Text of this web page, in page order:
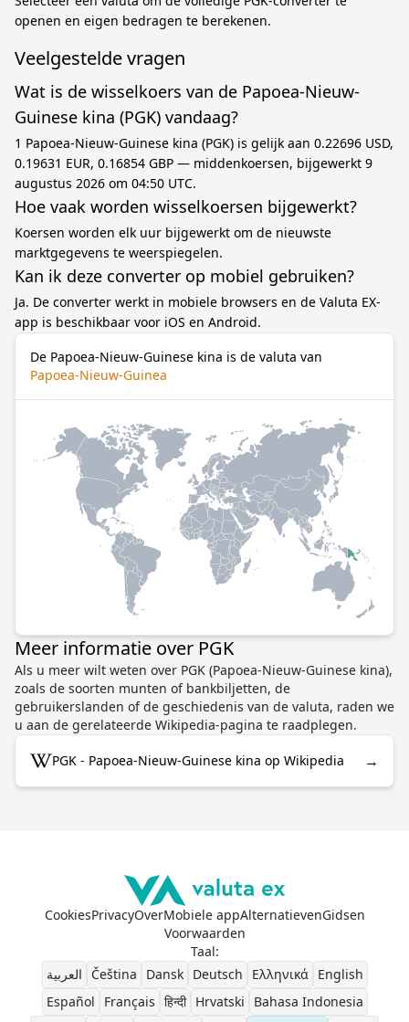
openen en eigen bedragen te berekenen.
Veelgestelde vragen
Wat is de wisselkoers van de Papoea-Nieuw-
Guinese kina (PGK) vandaag?
1 Papoea-Nieuw-Guinese kina (PGK) is gelijk aan 0.22696 USD,
0.19631 EUR, 0.16854 GBP — middenkoersen, bijgewerkt 9
augustus 2026 om 04:50 UTC.
Hoe vaak worden wisselkoersen bijgewerkt?
Koersen worden elk uur bijgewerkt om de nieuwste
marktgegevens te weerspiegelen.
Kan ik deze converter op mobiel gebruiken?
Ja. De converter werkt in mobiele browsers en de Valuta EX-
app is beschikbaar voor iOS en Android.
De Papoea-Nieuw-Guinese kina is de valuta van
Papoea-Nieuw-Guinea
Meer informatie over PGK
Als u meer wilt weten over PGK (Papoea-Nieuw-Guinese kina),
zoals de soorten munten of bankbiljetten, de
gebruikerslanden of de geschiedenis van de valuta, raden we
u aan de gerelateerde Wikipedia-pagina te raadplegen.
PGK - Papoea-Nieuw-Guinese kina op Wikipedia →
CookiesPrivacyOverMobiele appAlternatievenGidsen
Voorwaarden
Taal:
العربية
Čeština Dansk Deutsch Ελληνικά
English
Español
Français हिन्दी Hrvatski
Bahasa Indonesia